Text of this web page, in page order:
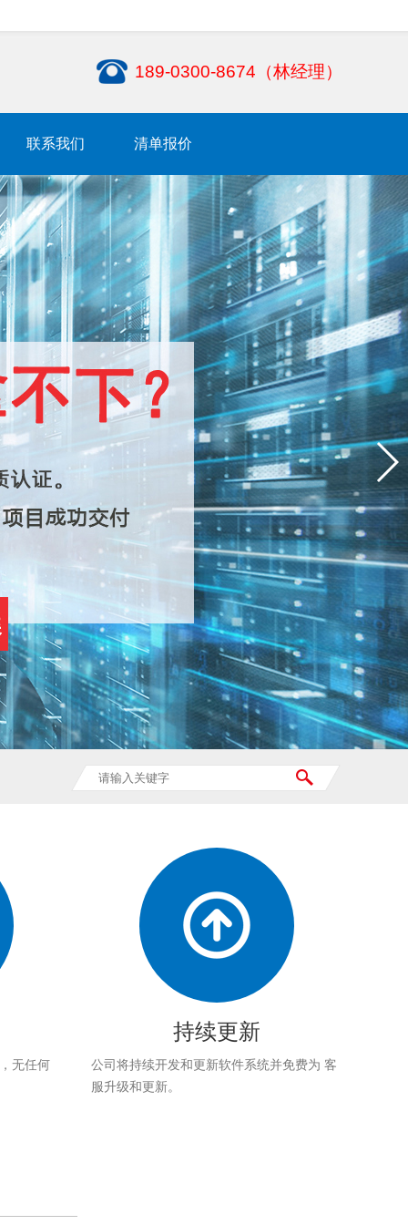
189-0300-8674（林经理）
联系我们 清单报价
无任何
持续更新
公司将持续开发和更新软件系统并免费为 客
服升级和更新。